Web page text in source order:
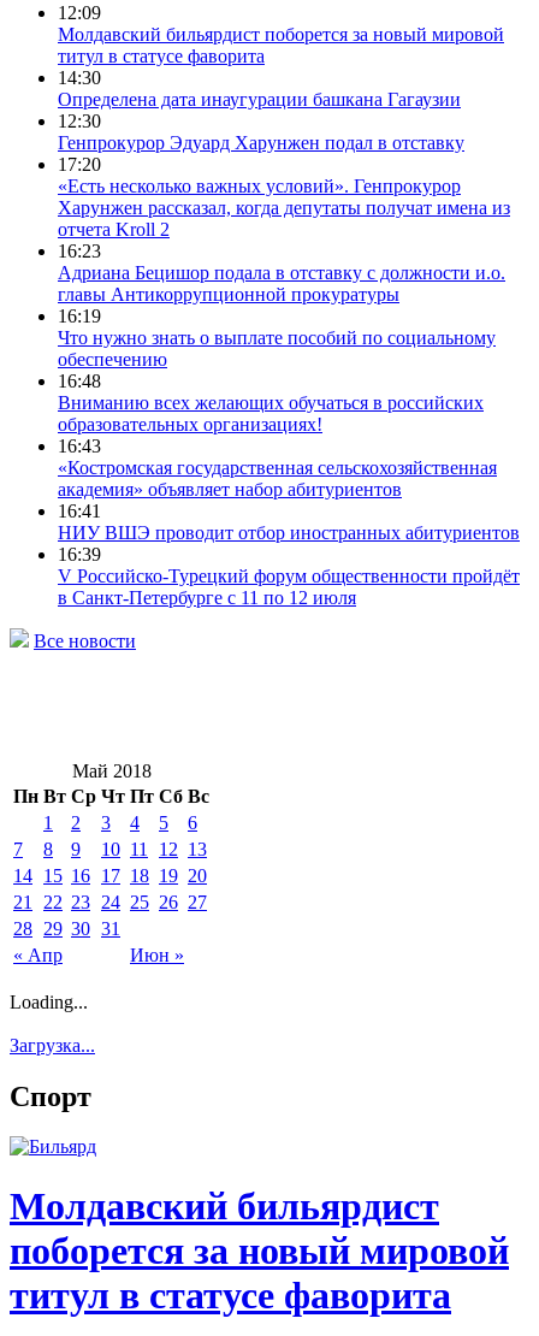
12:09
Молдавский бильярдист поборется за новый мировой
титул в статусе фаворита
14:30
Определена дата инаугурации башкана Гагаузии
12:30
Генпрокурор Эдуард Харунжен подал в отставку
17:20
«Есть несколько важных условий». Генпрокурор
Харунжен рассказал, когда депутаты получат имена из
отчета Kroll 2
16:23
Адриана Бецишор подала в отставку с должности и.о.
главы Антикоррупционной прокуратуры
16:19
Что нужно знать о выплате пособий по социальному
обеспечению
16:48
Вниманию всех желающих обучаться в российских
образовательных организациях!
16:43
«Костромская государственная сельскохозяйственная
академия» объявляет набор абитуриентов
16:41
НИУ ВШЭ проводит отбор иностранных абитуриентов
16:39
V Российско-Турецкий форум общественности пройдёт
в Санкт-Петербурге с 11 по 12 июля
Все новости
Май 2018
Пн Вт Ср Чт Пт Сб Вс
« Апр Июн »
1 2 3 4 5
6
7
8 9 10 11 12 13
14 15 16 17 18 19 20
21
22 23 24 25 26 27
28 29 30 31
Loading...
Загрузка...
Спорт
Молдавский бильярдист
поборется за новый мировой
титул в статусе фаворита